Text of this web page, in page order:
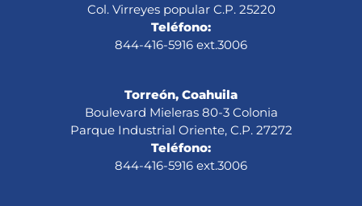
Col. Virreyes popular C.P. 25220
Teléfono:
844-416-5916 ext.3006
Torreón, Coahuila
Boulevard Mieleras 80-3 Colonia
Parque Industrial Oriente, C.P. 27272
Teléfono:
844-416-5916 ext.3006